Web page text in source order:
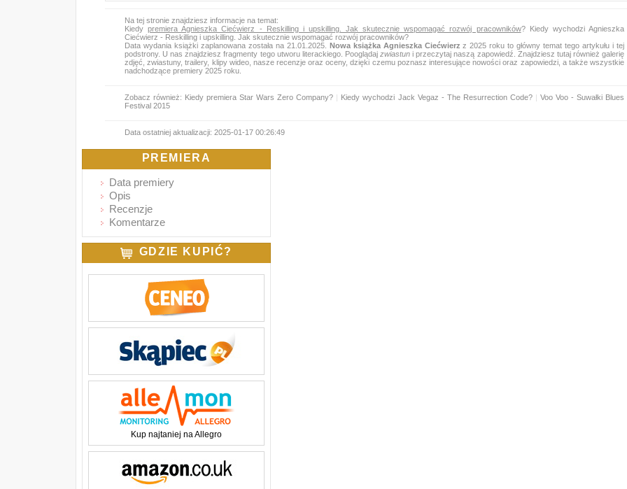
Na tej stronie znajdziesz informacje na temat:
Kiedypremiera Agnieszka Ciećwierz - Reskilling i upskilling. Jak skutecznie wspomagać rozwój pracowników? Kiedy wychodzi Agnieszka
Ciećwierz - Reskilling i upskilling. Jak skutecznie wspomagać rozwój pracowników?
Data wydania książki zaplanowana została na 21.01.2025. Nowa książka Agnieszka Ciećwierz z 2025 roku to główny temat tego artykułu i tej
podstrony. U nas znajdziesz fragmenty tego utworu literackiego. Pooglądajzwiastun i przeczytaj naszą zapowiedź. Znajdziesz tutaj również galerię
zdjęć, zwiastuny, trailery, klipy wideo, nasze recenzje oraz oceny, dzięki czemu poznasz interesujące nowości oraz zapowiedzi, a także wszystkie
nadchodzące premiery 2025 roku.
Zobacz również: Kiedy premiera Star Wars Zero Company? | Kiedy wychodzi Jack Vegaz - The Resurrection Code? | Voo Voo - Suwałki Blues
Festival 2015
Data ostatniej aktualizacji: 2025-01-17 00:26:49
PREMIERA
Data premiery
Opis
Recenzje
Komentarze
GDZIE KUPIĆ?
Kup najtaniej na Allegro